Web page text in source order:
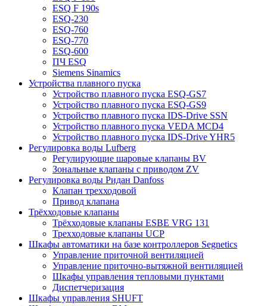
ESQ F 190s
ESQ-230
ESQ-760
ESQ-770
ESQ-600
ПЧ ESQ
Siemens Sinamics
Устройства плавного пуска
Устройство плавного пуска ESQ-GS7
Устройство плавного пуска ESQ-GS9
Устройство плавного пуска IDS-Drive SSN
Устройство плавного пуска VEDA MCD4
Устройство плавного пуска IDS-Drive YHR5
Регулировка воды Lufberg
Регулирующие шаровые клапаны BV
Зональные клапаны с приводом ZV
Регулировка воды Ридан Danfoss
Клапан трехходовой
Привод клапана
Трёхходовые клапаны
Трёхходовые клапаны ESBE VRG 131
Трехходовые клапаны UCP
Шкафы автоматики на базе контроллеров Segnetics
Управление приточной вентиляцией
Управление приточно-вытяжной вентиляцией
Шкафы управления тепловыми пунктами
Диспетчеризация
Шкафы управления SHUFT